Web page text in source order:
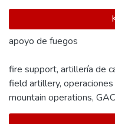
apoyo de fuegos
fire support, artillería de
field artillery,
mountain operations,